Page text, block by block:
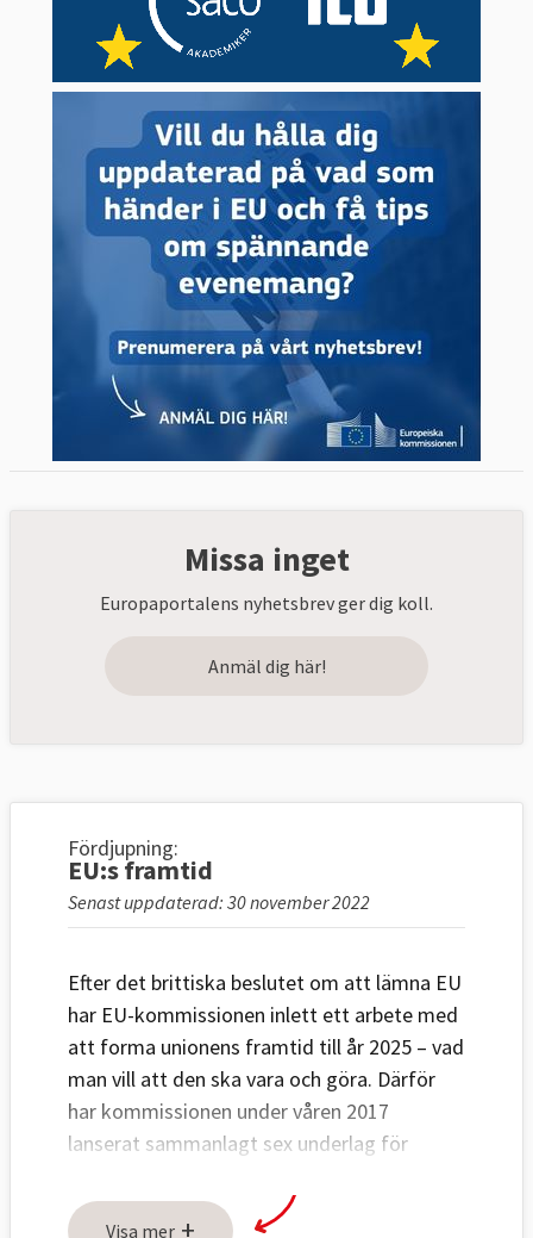
Missa inget
Europaportalens nyhetsbrev ger dig koll.
Anmäl dig här!
Fördjupning:
EU:s framtid
Senast uppdaterad: 30 november 2022
Efter det brittiska beslutet om att lämna EU
har EU-kommissionen inlett ett arbete med
att forma unionens framtid till år 2025 – vad
man vill att den ska vara och göra. Därför
har kommissionen under våren 2017
lanserat sammanlagt sex underlag för
parlamentet och bland invånarna.
Visa mer +